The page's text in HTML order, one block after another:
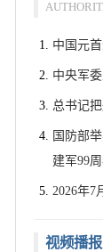
中国元
中央军
总书记
国防部
建军99
2026年7
视频播报